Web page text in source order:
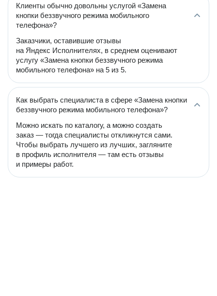
Клиенты обычно довольны услугой «Замена
кнопки беззвучного режима мобильного
телефона»?
Заказчики, оставившие отзывы
на Яндекс Исполнителях, в среднем оценивают
услугу «Замена кнопки беззвучного режима
мобильного телефона» на 5 из 5.
Как выбрать специалиста в сфере «Замена кнопки
беззвучного режима мобильного телефона»?
Можно искать по каталогу, а можно создать
заказ — тогда специалисты откликнутся сами.
Чтобы выбрать лучшего из лучших, загляните
в профиль исполнителя — там есть отзывы
и примеры работ.